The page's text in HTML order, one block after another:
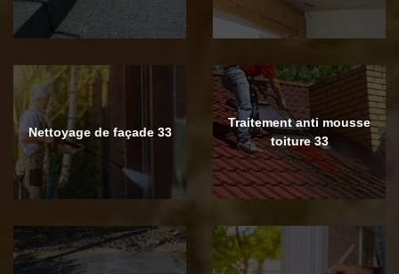
Nettoyage de façade 33
Traitement anti mousse
toiture 33